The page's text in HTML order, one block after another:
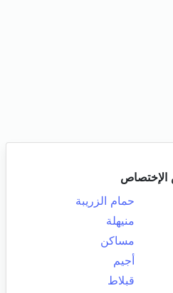
حمام الزريبة
منيهلة
مساكن
أجيم
قبلاط